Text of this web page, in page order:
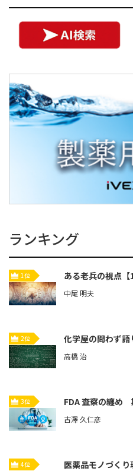
ランキング
1位 ある老兵の視点【
中尾 明夫
2位 化学屋の問わず語
高橋 治
3位 FDA 査察の纏め
古澤 久仁彦
4位 医薬品モノづくり